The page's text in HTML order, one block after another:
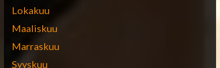
Lokakuu
Maaliskuu
Marraskuu
Syyskuu